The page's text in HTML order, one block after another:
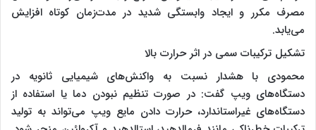
مصرف مکرر و ایجاد وابستگی شدید در مدت‌زمان کوتاه افزایش
می‌یابد.
تشکیل ترکیبات سمی در اثر حرارت بالا
محمودی با هشدار نسبت به واکنش‌های شیمیایی ثانویه در
دستگاه‌های ویپ گفت: در صورت تنظیم نبودن دما یا استفاده از
دستگاه‌های غیراستاندارد، حرارت دادن مایع ویپ می‌تواند به تولید